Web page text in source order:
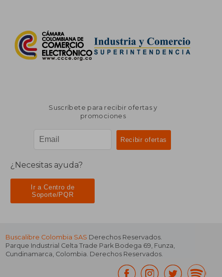
Suscríbete para recibir ofertas y
promociones
¿Necesitas ayuda?
Ir a Centro de
Soporte/PQR
Buscalibre Colombia SAS Derechos Reservados.
Parque Industrial Celta Trade Park Bodega 69, Funza,
Cundinamarca, Colombia. Derechos Reservados.